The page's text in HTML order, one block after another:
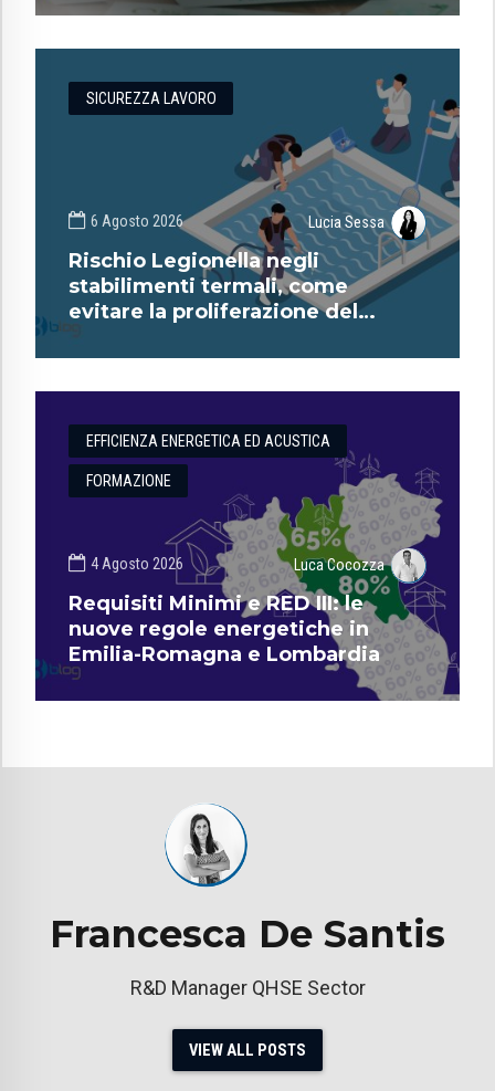
SICUREZZA LAVORO
6 Agosto 2026 Lucia Sessa
Rischio Legionella negli
stabilimenti termali, come
evitare la proliferazione del
batterio?
EFFICIENZA ENERGETICA ED ACUSTICA
FORMAZIONE
4 Agosto 2026 Luca Cocozza
Requisiti Minimi e RED III: le
nuove regole energetiche in
Emilia-Romagna e Lombardia
Francesca De Santis
R&D Manager QHSE Sector
VIEW ALL POSTS